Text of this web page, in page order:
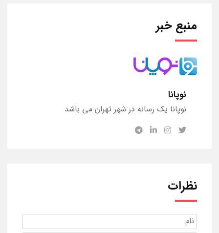
منبع خبر
نوپانا
نوپانا یک رسانه در شهر تهران می باشد
نظرات